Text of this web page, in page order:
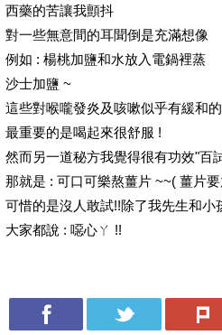
西藥的苦讓我顫抖
對一些無意間的耳聞倒是充滿想像
例如 : 楊桃加鹽和水放入電鍋裡蒸
沙士加鹽 ~
這些對喉嚨發炎及咳嗽似乎有緩和
最重要的是喝起來很舒服 !
然而另一道秘方我覺得很有功效"百
那就是 : 可口可樂熬薑片 ~~( 薑片
可惜的是沒人敢試!!除了我先生和小
大家都說 : 噁心ㄚ !!